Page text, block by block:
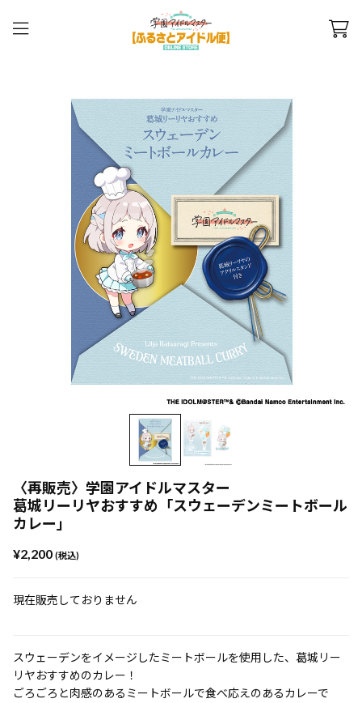
〈再販売〉学園アイドルマスター
葛城リーリヤおすすめ「スウェーデンミートボール
カレー」
¥2,200 (税込)
現在販売しておりません
スウェーデンをイメージしたミートボールを使用した、葛城リー
リヤおすすめのカレー！
ごろごろと肉感のあるミートボールで食べ応えのあるカレーで